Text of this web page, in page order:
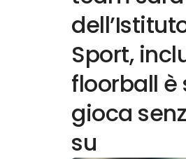
Sport,
floorball è
gioca
su